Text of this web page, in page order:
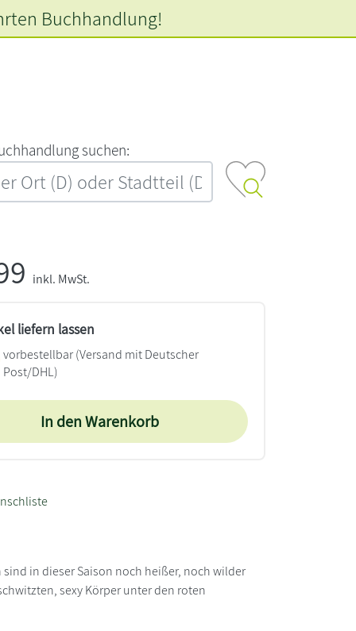
‍s‍u‍c‍h‍e‍n‍:‍
Buchhandlung!
inkl. MwSt.
liefern lassen
vorbestellbar(Versand mit Deutscher
Post/DHL)
In den Warenkorb
in dieser Saison noch heißer, noch wilder
sexy Körper unter den roten